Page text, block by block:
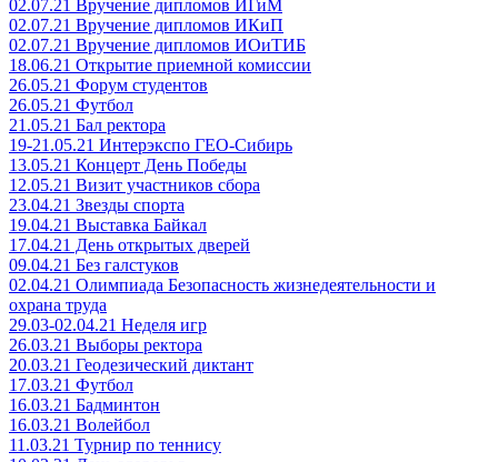
02.07.21 Вручение дипломов ИГиМ
02.07.21 Вручение дипломов ИКиП
02.07.21 Вручение дипломов ИОиТИБ
18.06.21 Открытие приемной комиссии
26.05.21 Форум студентов
26.05.21 Футбол
21.05.21 Бал ректора
19-21.05.21 Интерэкспо ГЕО-Сибирь
13.05.21 Концерт День Победы
12.05.21 Визит участников сбора
23.04.21 Звезды спорта
19.04.21 Выставка Байкал
17.04.21 День открытых дверей
09.04.21 Без галстуков
02.04.21 Олимпиада Безопасность жизнедеятельности и
охрана труда
29.03-02.04.21 Неделя игр
26.03.21 Выборы ректора
20.03.21 Геодезический диктант
17.03.21 Футбол
16.03.21 Бадминтон
16.03.21 Волейбол
11.03.21 Турнир по теннису